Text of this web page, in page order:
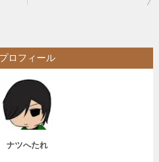
プロフィール
ナツへたれ